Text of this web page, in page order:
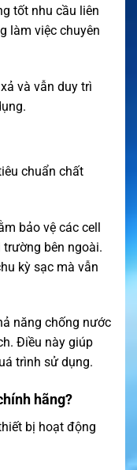
tốt nhu cầu liên
làm việc chuyên
và vẫn duy trì
chuẩn chất
bảo vệ các cell
bên ngoài.
kỳ sạc mà vẫn
năng chống nước
Điều này giúp
trình sử dụng.
hãng?
bị hoạt động